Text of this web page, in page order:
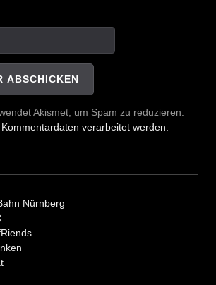
Akismet, um Spam zu reduzieren.
verarbeitet werden.
Nürnberg